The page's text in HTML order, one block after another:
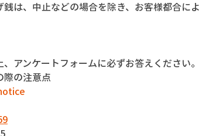
は、中止などの場合を除き、お客様都合によ
アンケートフォームに必ずお答えください。
際の注意点